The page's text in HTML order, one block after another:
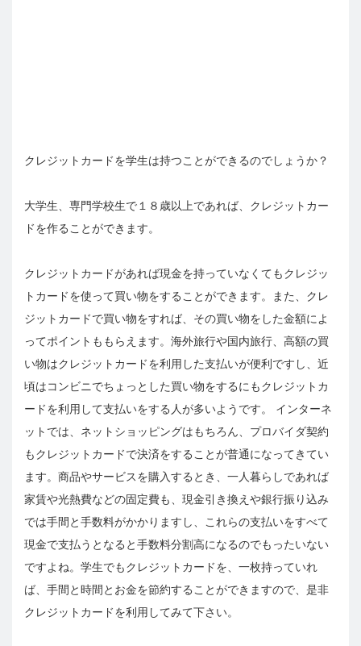
クレジットカードを学生は持つことができるのでしょうか？
大学生、専門学校生で１８歳以上であれば、クレジットカー
ドを作ることができます。
クレジットカードがあれば現金を持っていなくてもクレジッ
トカードを使って買い物をすることができます。また、クレ
ジットカードで買い物をすれば、その買い物をした金額によ
ってポイントももらえます。海外旅行や国内旅行、高額の買
い物はクレジットカードを利用した支払いが便利ですし、近
頃はコンビニでちょっとした買い物をするにもクレジットカ
ードを利用して支払いをする人が多いようです。 インターネ
ットでは、ネットショッピングはもちろん、プロバイダ契約
もクレジットカードで決済をすることが普通になってきてい
ます。商品やサービスを購入するとき、一人暮らしであれば
家賃や光熱費などの固定費も、現金引き換えや銀行振り込み
では手間と手数料がかかりますし、これらの支払いをすべて
現金で支払うとなると手数料分割高になるのでもったいない
ですよね。学生でもクレジットカードを、一枚持っていれ
ば、手間と時間とお金を節約することができますので、是非
クレジットカードを利用してみて下さい。